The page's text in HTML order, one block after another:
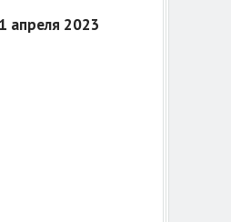
1 апреля 2023